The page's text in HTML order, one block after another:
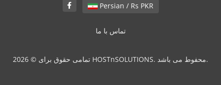
Persian / Rs PKR
تماس با ما
تمامی حقوق برای © 2026 HOSTnSOLUTIONS. محفوط می باشد.